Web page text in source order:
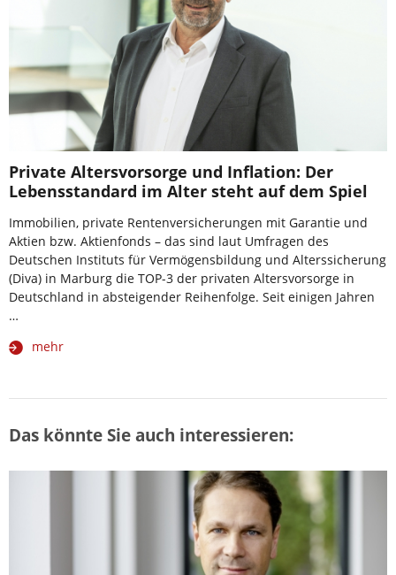
Private Altersvorsorge und Inflation: Der
Lebensstandard im Alter steht auf dem Spiel
Immobilien, private Rentenversicherungen mit Garantie und
Aktien bzw. Aktienfonds – das sind laut Umfragen des
Deutschen Instituts für Vermögensbildung und Alterssicherung
(Diva) in Marburg die TOP-3 der privaten Altersvorsorge in
Deutschland in absteigender Reihenfolge. Seit einigen Jahren
…
mehr
Das könnte Sie auch interessieren: